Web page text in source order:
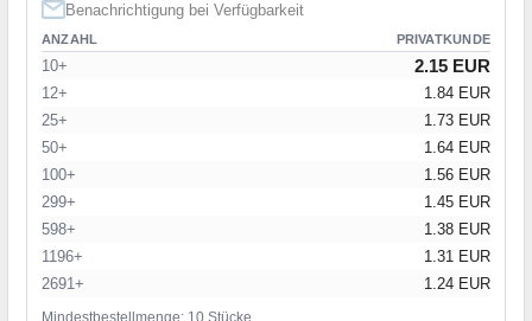
Benachrichtigung bei Verfügbarkeit
ANZAHL PRIVATKUNDE
10+ 2.15 EUR
12+
1.84 EUR
25+
1.73 EUR
50+
1.64 EUR
100+
1.56 EUR
299+
1.45 EUR
598+
1.38 EUR
1196+
1.31 EUR
2691+
1.24 EUR